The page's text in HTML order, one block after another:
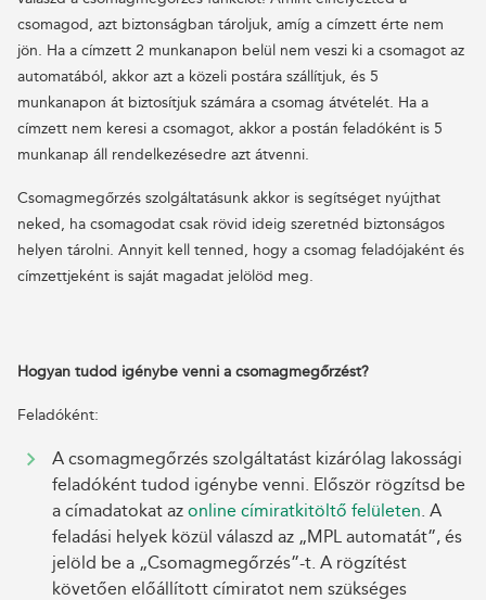
csomagod, azt biztonságban tároljuk, amíg a címzett érte nem
jön. Ha a címzett 2 munkanapon belül nem veszi ki a csomagot az
automatából, akkor azt a közeli postára szállítjuk, és 5
munkanapon át biztosítjuk számára a csomag átvételét. Ha a
címzett nem keresi a csomagot, akkor a postán feladóként is 5
munkanap áll rendelkezésedre azt átvenni.
Csomagmegőrzés szolgáltatásunk akkor is segítséget nyújthat
neked, ha csomagodat csak rövid ideig szeretnéd biztonságos
helyen tárolni. Annyit kell tenned, hogy a csomag feladójaként és
címzettjeként is saját magadat jelölöd meg.
Hogyan tudod igénybe venni a csomagmegőrzést?
Feladóként:
A csomagmegőrzés szolgáltatást kizárólag lakossági
feladóként tudod igénybe venni. Először rögzítsd be
a címadatokat az online címiratkitöltő felületen . A
feladási helyek közül válaszd az „MPL automatát”, és
jelöld be a „Csomagmegőrzés”-t. A rögzítést
követően előállított címiratot nem szükséges